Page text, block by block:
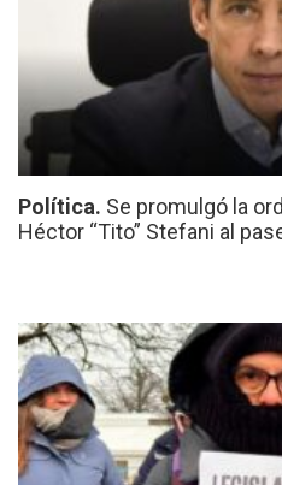
Política. Se promulgó la
Héctor “Tito” Stefani al